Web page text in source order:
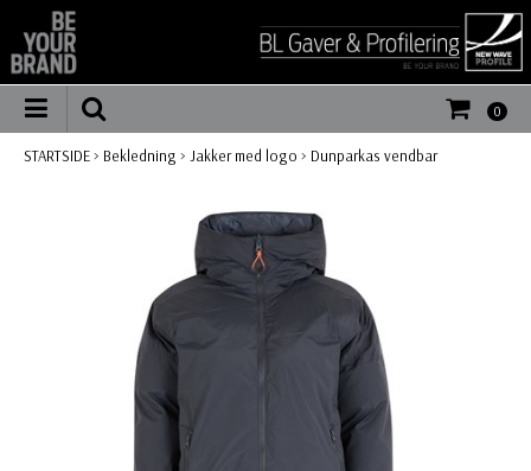
0
STARTSIDE> Bekledning > Jakker med logo > Dunparkas vendbar